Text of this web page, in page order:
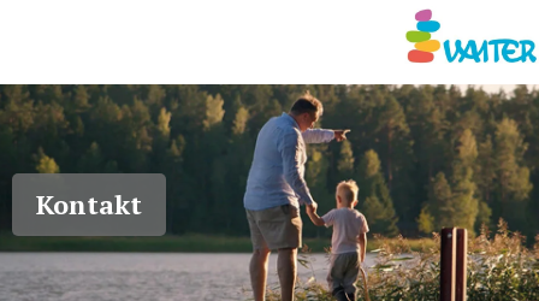
Vaimse Tervise Edendamise
Kontakt